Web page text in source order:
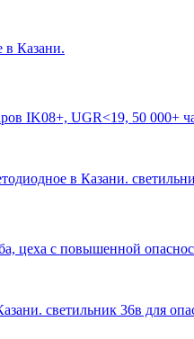
в Казани.
IK08+, UGR<19, 50 000+
в Казани.
цеха с повышенной
светильник 36в для